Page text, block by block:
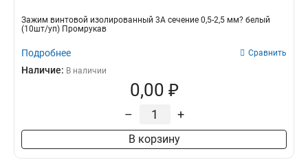
Зажим винтовой изолированный 3А сечение 0,5-2,5 мм? белый
(10шт/уп) Промрукав
Подробнее Сравнить
Наличие: В наличии
0,00 ₽
– +
В корзину